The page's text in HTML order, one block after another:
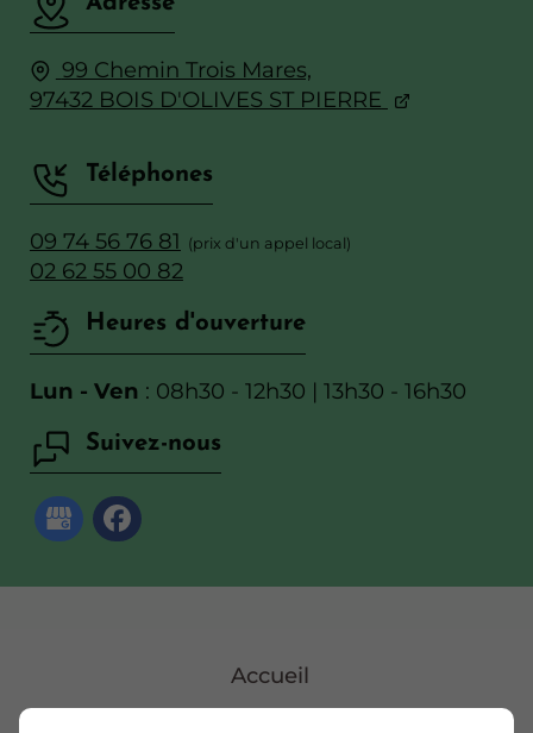
99 Chemin Trois Mares,
97432 BOIS D'OLIVES ST PIERRE
Téléphones
09 74 56 76 81
02 62 55 00 82
Heures d'ouverture
Lun - Ven : 08h30 - 12h30 | 13h30 - 16h30
Suivez-nous
Accueil